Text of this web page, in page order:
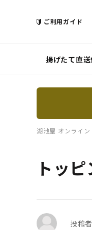
ご利用ガイド
揚げたて直送
湖池屋 オンライン
トッ
投稿